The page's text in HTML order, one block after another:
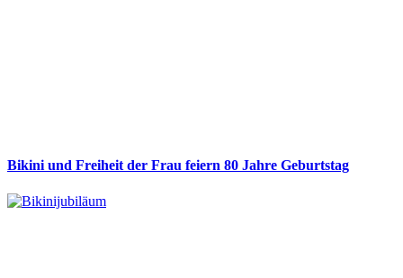
Bikini und Freiheit der Frau feiern 80 Jahre Geburtstag